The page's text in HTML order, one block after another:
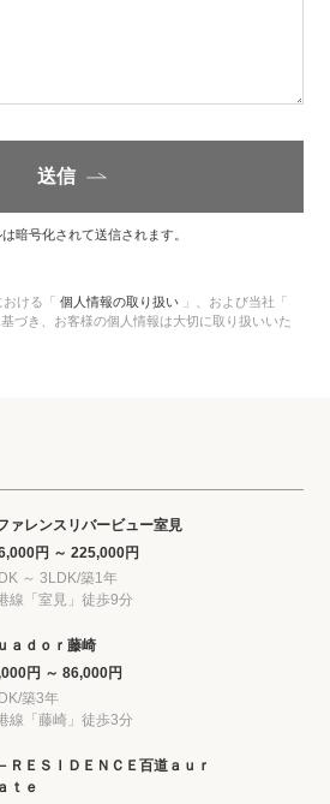
送信
暗号化されて送信されます。
おける「個人情報の取り扱い 」、 および当社「
づき、 お客様の個人情報は大切に取り扱いいた
ァレンスリバービュー室見
円 ～ 225,000円
～ 3LDK/築1年
線「室見」徒歩9分
ａｄｏｒ藤崎
円 ～ 86,000円
築3年
線「藤崎」徒歩3分
ＲＥＳＩＤＥＮＣＥ百道ａｕｒ
ｔｅ